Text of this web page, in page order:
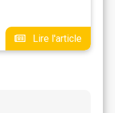
Lire l'article